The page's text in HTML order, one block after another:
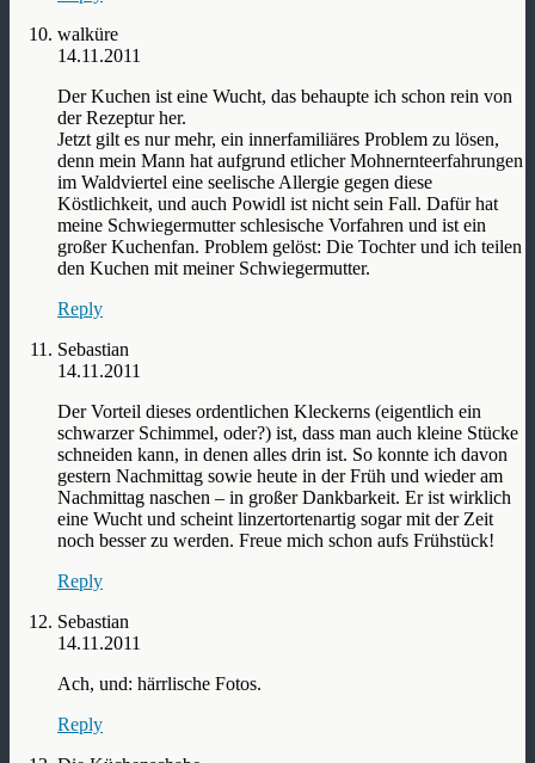
walküre
14.11.2011
Der Kuchen ist eine Wucht, das behaupte ich schon rein von
der Rezeptur her.
Jetzt gilt es nur mehr, ein innerfamiliäres Problem zu lösen,
denn mein Mann hat aufgrund etlicher Mohnernteerfahrungen
im Waldviertel eine seelische Allergie gegen diese
Köstlichkeit, und auch Powidl ist nicht sein Fall. Dafür hat
meine Schwiegermutter schlesische Vorfahren und ist ein
großer Kuchenfan. Problem gelöst: Die Tochter und ich teilen
den Kuchen mit meiner Schwiegermutter.
Reply
Sebastian
14.11.2011
Der Vorteil dieses ordentlichen Kleckerns (eigentlich ein
schwarzer Schimmel, oder?) ist, dass man auch kleine Stücke
schneiden kann, in denen alles drin ist. So konnte ich davon
gestern Nachmittag sowie heute in der Früh und wieder am
Nachmittag naschen – in großer Dankbarkeit. Er ist wirklich
eine Wucht und scheint linzertortenartig sogar mit der Zeit
noch besser zu werden. Freue mich schon aufs Frühstück!
Reply
Sebastian
14.11.2011
Ach, und: härrlische Fotos.
Reply